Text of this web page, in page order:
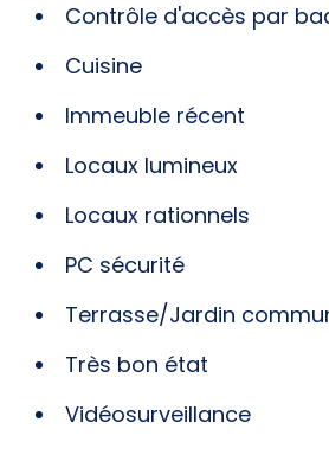
Contrôle d'accès par
Cuisine
Immeuble récent
Locaux lumineux
Locaux rationnels
PC sécurité
Terrasse/Jardin
Très bon état
Vidéosurveillance